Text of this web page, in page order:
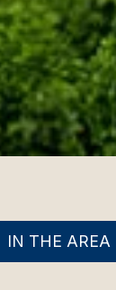
IN THE AREA